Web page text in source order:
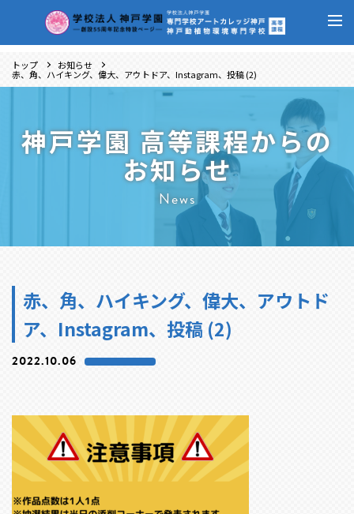
トップ お知らせ
赤、角、ハイキング、偉大、アウトドア、Instagram、投稿 (2)
神戸学園 高等課程からの
お知らせ
News
赤、角、ハイキング、偉大、アウトド
ア、Instagram、投稿 (2)
2022.10.06